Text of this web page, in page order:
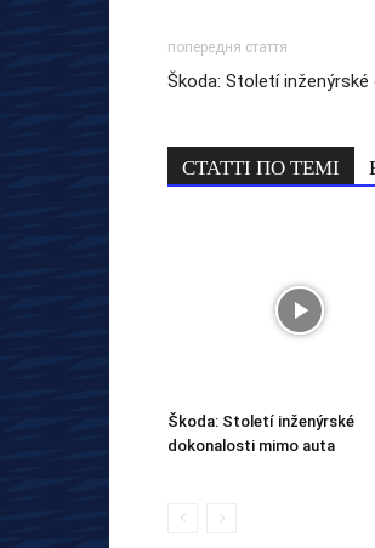
попередня стаття
Škoda: Století
СТАТТІ ПО ТЕМІ
Škoda: Století inženýrské
dokonalosti mimo auta